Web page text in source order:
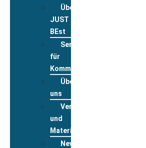
Über
JUST
BEst
Service
für
Kommunen
Über
uns
Veranstaltungsanmeldung
und
Materialbestellung
Newsletter